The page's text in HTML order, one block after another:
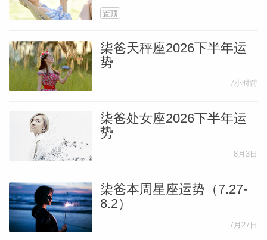
婆星座 航
置顶
柒爸天秤座2026下半年运
势
7小时前
柒爸处女座2026下半年运
势
8月3日
柒爸本周星座运势（7.27-
8.2）
7月27日